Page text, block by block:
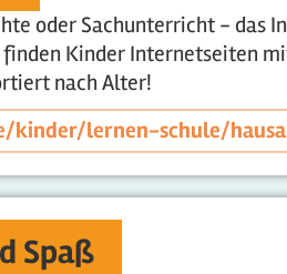
oder Sachunterricht -
Kinder Internetseiten
nach Alter!
kinder/lernen-schule/
Spaß